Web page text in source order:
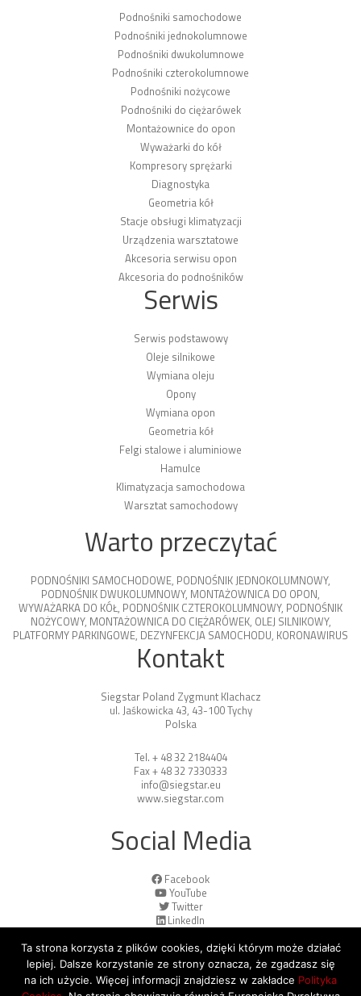
Podnośniki samochodowe
Podnośniki jednokolumnowe
Podnośniki dwukolumnowe
Podnośniki czterokolumnowe
Podnośniki nożycowe
Podnośniki do ciężarówek
Montażownice do opon
Wyważarki do kół
Kompresory sprężarki
Diagnostyka
Geometria kół
Stacje obsługi klimatyzacji
Urządzenia warsztatowe
Akcesoria serwisu opon
Akcesoria do podnośników
Serwis
Serwis podstawowy
Oleje silnikowe
Wymiana oleju
Opony
Wymiana opon
Geometria kół
Felgi stalowe i aluminiowe
Hamulce
Klimatyzacja samochodowa
Warsztat samochodowy
Warto przeczytać
PODNOŚNIKI SAMOCHODOWE, PODNOŚNIK JEDNOKOLUMNOWY,
PODNOŚNIK DWUKOLUMNOWY, MONTAŻOWNICA DO OPON,
WYWAŻARKA DO KÓŁ, PODNOŚNIK CZTEROKOLUMNOWY, PODNOŚNIK
NOŻYCOWY, MONTAŻOWNICA DO CIĘŻARÓWEK, OLEJ SILNIKOWY,
PLATFORMY PARKINGOWE, DEZYNFEKCJA SAMOCHODU, KORONAWIRUS
Kontakt
Siegstar Poland Zygmunt Klachacz
ul. Jaśkowicka 43, 43-100 Tychy
Polska
Tel. + 48 32 2184404
Fax + 48 32 7330333
info@siegstar.eu
www.siegstar.com
Social Media
Facebook
YouTube
Twitter
LinkedIn
Ta strona korzysta z plików cookies, dzięki którym może działać
lepiej. Dalsze korzystanie ze strony oznacza, że zgadzasz się
na ich użycie. Więcej informacji znajdziesz w zakładce Polityka